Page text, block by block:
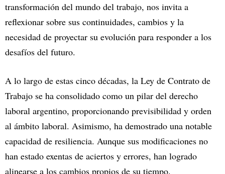
transformación del mundo del trabajo, nos invita a
reflexionar sobre sus continuidades, cambios y la
necesidad de proyectar su evolución para responder a los
desafíos del futuro.
A lo largo de estas cinco décadas, la Ley de Contrato de
Trabajo se ha consolidado como un pilar del derecho
laboral argentino, proporcionando previsibilidad y orden
al ámbito laboral. Asimismo, ha demostrado una notable
capacidad de resiliencia. Aunque sus modificaciones no
han estado exentas de aciertos y errores, han logrado
alinearse a los cambios propios de su tiempo.